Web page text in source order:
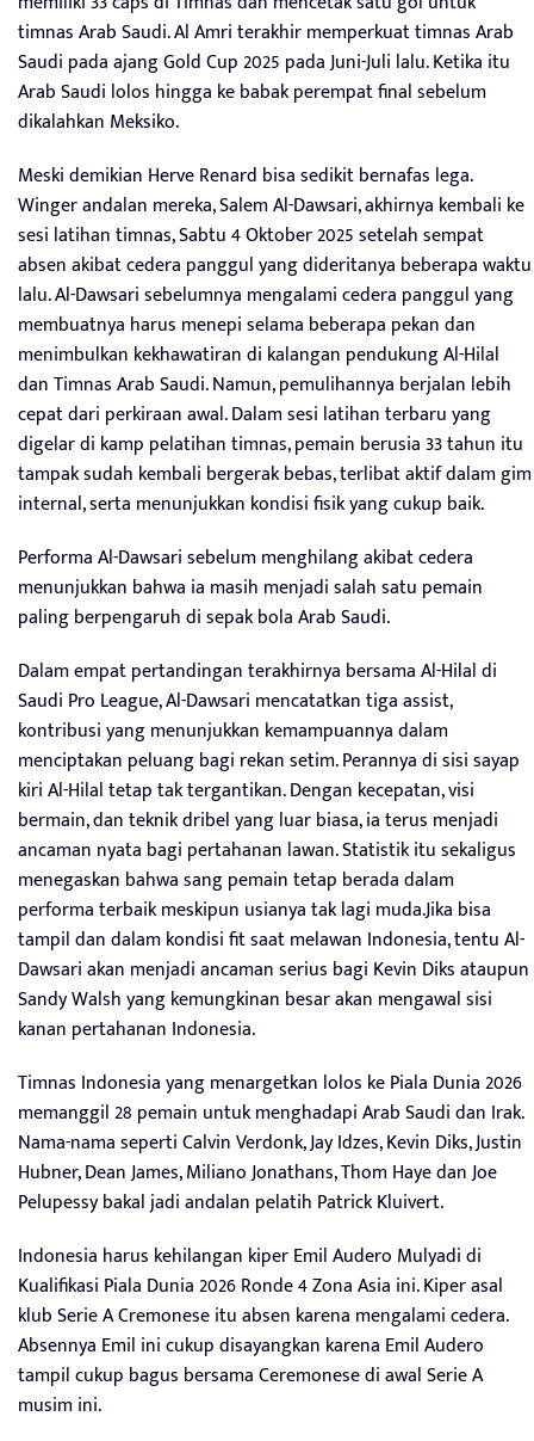
timnas Arab Saudi. Al Amri terakhir memperkuat timnas Arab
Saudi pada ajang Gold Cup 2025 pada Juni-Juli lalu. Ketika itu
Arab Saudi lolos hingga ke babak perempat final sebelum
dikalahkan Meksiko.
Meski demikian Herve Renard bisa sedikit bernafas lega.
Winger andalan mereka, Salem Al-Dawsari, akhirnya kembali ke
sesi latihan timnas, Sabtu 4 Oktober 2025 setelah sempat
absen akibat cedera panggul yang dideritanya beberapa waktu
lalu. Al-Dawsari sebelumnya mengalami cedera panggul yang
membuatnya harus menepi selama beberapa pekan dan
menimbulkan kekhawatiran di kalangan pendukung Al-Hilal
dan Timnas Arab Saudi. Namun, pemulihannya berjalan lebih
cepat dari perkiraan awal. Dalam sesi latihan terbaru yang
digelar di kamp pelatihan timnas, pemain berusia 33 tahun itu
tampak sudah kembali bergerak bebas, terlibat aktif dalam gim
internal, serta menunjukkan kondisi fisik yang cukup baik.
Performa Al-Dawsari sebelum menghilang akibat cedera
menunjukkan bahwa ia masih menjadi salah satu pemain
paling berpengaruh di sepak bola Arab Saudi.
Dalam empat pertandingan terakhirnya bersama Al-Hilal di
Saudi Pro League, Al-Dawsari mencatatkan tiga assist,
kontribusi yang menunjukkan kemampuannya dalam
menciptakan peluang bagi rekan setim. Perannya di sisi sayap
kiri Al-Hilal tetap tak tergantikan. Dengan kecepatan, visi
bermain, dan teknik dribel yang luar biasa, ia terus menjadi
ancaman nyata bagi pertahanan lawan. Statistik itu sekaligus
menegaskan bahwa sang pemain tetap berada dalam
performa terbaik meskipun usianya tak lagi muda.Jika bisa
tampil dan dalam kondisi fit saat melawan Indonesia, tentu Al-
Dawsari akan menjadi ancaman serius bagi Kevin Diks ataupun
Sandy Walsh yang kemungkinan besar akan mengawal sisi
kanan pertahanan Indonesia.
Timnas Indonesia yang menargetkan lolos ke Piala Dunia 2026
memanggil 28 pemain untuk menghadapi Arab Saudi dan Irak.
Nama-nama seperti Calvin Verdonk, Jay Idzes, Kevin Diks, Justin
Hubner, Dean James, Miliano Jonathans, Thom Haye dan Joe
Pelupessy bakal jadi andalan pelatih Patrick Kluivert.
Indonesia harus kehilangan kiper Emil Audero Mulyadi di
Kualifikasi Piala Dunia 2026 Ronde 4 Zona Asia ini. Kiper asal
klub Serie A Cremonese itu absen karena mengalami cedera.
Absennya Emil ini cukup disayangkan karena Emil Audero
tampil cukup bagus bersama Ceremonese di awal Serie A
musim ini.